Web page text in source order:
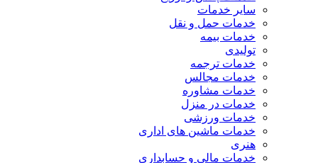
سایر خدمات
خدمات حمل و نقل
خدمات بیمه
تولیدی
خدمات ترجمه
خدمات مجالس
خدمات مشاوره
خدمات در منزل
خدمات ورزشی
خدمات ماشین های اداری
هنری
خدمات مالی و حسابداری